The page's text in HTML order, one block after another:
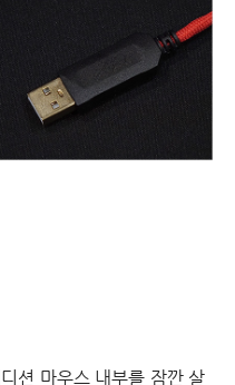
션 마우스 내부를 잠깐 살